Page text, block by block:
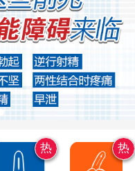
热 热